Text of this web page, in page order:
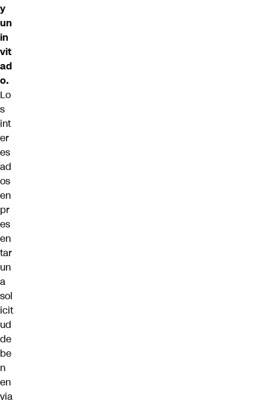
y
un
in
vit
ad
o.
Lo
s
int
er
es
ad
os
en
pr
es
en
tar
un
a
sol
icit
ud
de
be
n
en
via